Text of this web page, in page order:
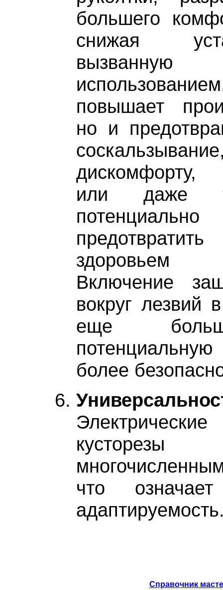
большего
снижая
вызванную
повышает
но и
дискомфорту,
или даже
Включение
вокруг лезвий
еще
более
что
Справочник